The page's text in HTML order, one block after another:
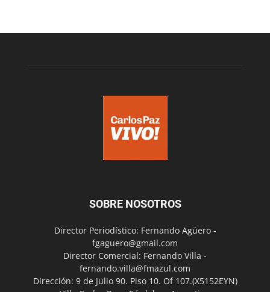
SOBRE NOSOTROS
Director Periodístico: Fernando Agüero -
fgaguero@gmail.com
Director Comercial: Fernando Villa -
fernando.villa@fmazul.com
Dirección: 9 de Julio 90. Piso 10. Of 107.(X5152EYN)